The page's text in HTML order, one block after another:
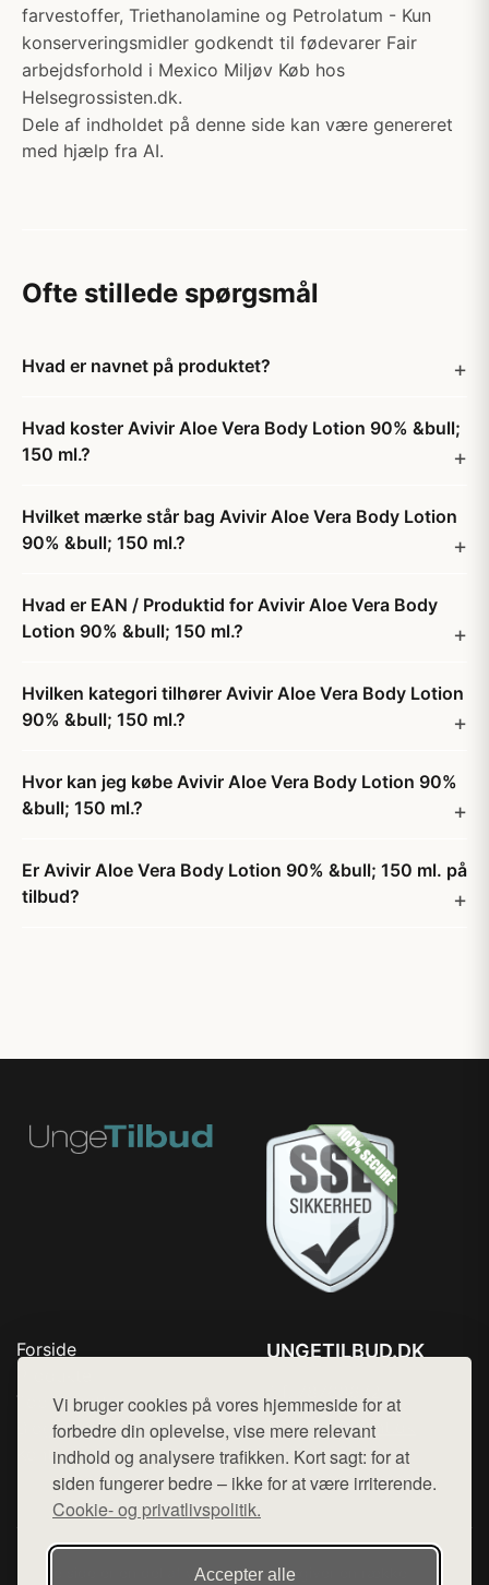
Vi bruger cookies på vores hjemmeside for at
forbedre din oplevelse, vise mere relevant
indhold og analysere trafikken. Kort sagt: for at
siden fungerer bedre – ikke for at være irriterende.
Cookie- og privatlivspolitik.
Accepter alle
farvestoffer, Triethanolamine og Petrolatum - Kun
konserveringsmidler godkendt til fødevarer Fair
arbejdsforhold i Mexico Miljøv Køb hos
Helsegrossisten.dk.
Dele af indholdet på denne side kan være genereret
med hjælp fra AI.
Ofte stillede spørgsmål
Hvad er navnet på produktet?
Hvad koster Avivir Aloe Vera Body Lotion 90% &bull;
150 ml.?
Hvilket mærke står bag Avivir Aloe Vera Body Lotion
90% &bull; 150 ml.?
Hvad er EAN / Produktid for Avivir Aloe Vera Body
Lotion 90% &bull; 150 ml.?
Hvilken kategori tilhører Avivir Aloe Vera Body Lotion
90% &bull; 150 ml.?
Hvor kan jeg købe Avivir Aloe Vera Body Lotion 90%
&bull; 150 ml.?
Er Avivir Aloe Vera Body Lotion 90% &bull; 150 ml. på
tilbud?
Forside
Top Rabatter
Blog
Kontakt
UNGETILBUD.DK
Mail: hej@want.dk
Cookie- og privatlivspolitik
Denne side er en del af want.dk, der udgiver en række